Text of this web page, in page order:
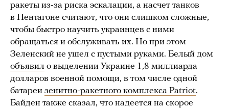
ракеты из-за риска эскалации, а насчет танков
в Пентагоне считают, что они слишком сложные,
чтобы быстро научить украинцев с ними
обращаться и обслуживать их. Но при этом
Зеленский не ушел с пустыми руками. Белый дом
объявил о выделении Украине 1,8 миллиарда
долларов военной помощи, в том числе одной
батареи зенитно-ракетного комплекса Patriot.
Байден также сказал, что надеется на скорое